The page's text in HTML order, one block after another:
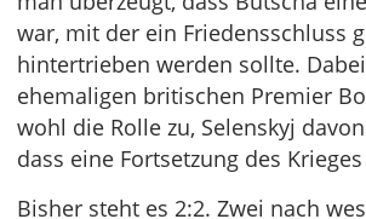
war, mit der ein Friedensschluss
hintertrieben werden sollte.
ehemaligen britischen Premier
wohl die Rolle zu, Selenskyj
dass eine Fortsetzung des
Bisher steht es 2:2. Zwei nach